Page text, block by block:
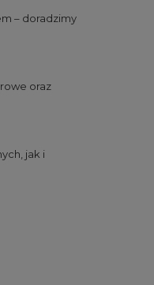
– doradzimy
oraz
jak i